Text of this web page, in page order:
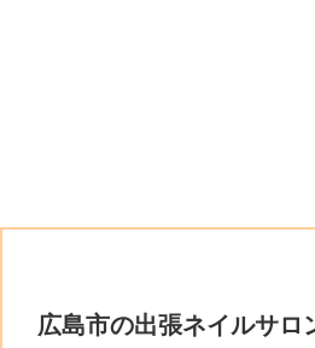
広島市の出張ネイルサロ